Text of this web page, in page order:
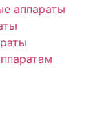
аппараты